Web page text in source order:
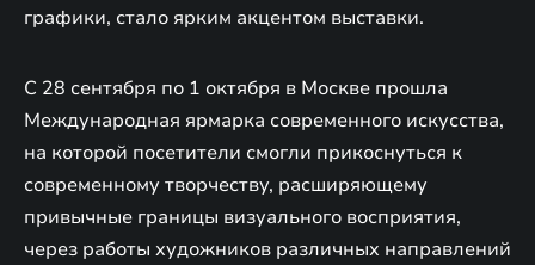
графики, стало ярким акцентом выставки.
С 28 сентября по 1 октября в Москве прошла
Международная ярмарка современного искусства,
на которой посетители смогли прикоснуться к
современному творчеству, расширяющему
привычные границы визуального восприятия,
через работы художников различных направлений